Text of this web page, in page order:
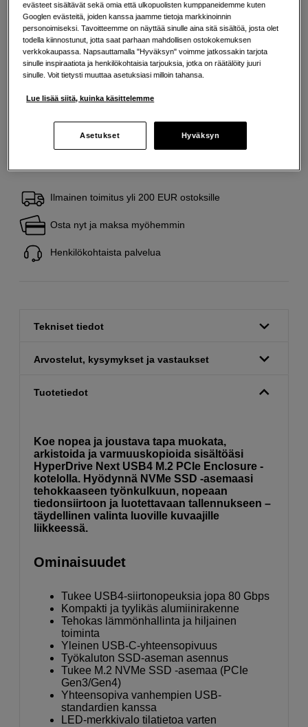
Maksa Svea-erämaksulla
Esimerkki: 36 kk, 7 EUR/kk, yhteensä 257 EUR, todellinen vuosikorko
19,07 %
Avausmaksu 5 EUR, laskutusmaksu 0 EUR/kk lisäksi
saada maksuhäiriömerkinnän. Se voi vaikeuttaa asunnon vuokraamista,
Ilmainen toimitus yli 200 EUR ostoksille
Osta nyt ja maksa myöhemmin
Henkilökohtaista palvelua
Tekniset tiedot
Arvostelut, kysymykset ja vastaukset
Tuotetiedot
Koe nopea ja joustava tapa muokata,
arkistoida ja varmuuskopioida sisältöäsi
HyperDrive Next USB4 M.2 PCIe Enclosure -
kotelolla. Hyödynnä NVMe SSD -asemaasi
tehokkaaseen työnkulkuun, nopeaan
tiedonsiirtoon ja luotettavaan tallennukseen –
täydellinen valinta luoville kuvaajille
liikkeessä.
Ominaisuudet
Tukee USB4-siirtonopeuksia jopa 80 Gbps
Kompakti ja tyylikäs alumiinirakenne
Tehokas lämmönhallinta ja hiljainen
toiminta
Yleinen USB-C-yhteensopivuus
Työkaluton SSD-aseman asennus
Tukee M.2 NVMe SSD -asemaa (PCIe
Gen3/Gen4)
Yhteensopiva vanhempien USB-
standardien kanssa
LED-merkkivalo tilatietoa varten
evästeet sisältävät sekä omia että ulkopuolisten kumppaneidemme kuten
Googlen evästeitä, joiden kanssa jaamme tietoja markkinoinnin
personoimiseksi. Tavoitteemme on näyttää sinulle aina sitä sisältöä, josta olet
todella kiinnostunut, jotta saat parhaan mahdollisen ostokokemuksen
verkkokaupassa. Napsauttamalla "Hyväksyn" voimme jatkossakin tarjota
sinulle inspiraatiota ja henkilökohtaisia tarjouksia, jotka on räätälöity juuri
sinulle. Voit tietysti muuttaa asetuksiasi milloin tahansa.
Lue lisää siitä, kuinka käsittelemme
Asetukset Hyväksyn